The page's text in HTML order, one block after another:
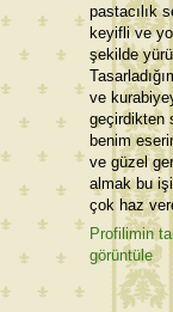
pastacılık
keyifli ve
şekilde
ve
geçirdikten
benim
ve güzel
almak bu
çok haz
Profilimin
görüntüle